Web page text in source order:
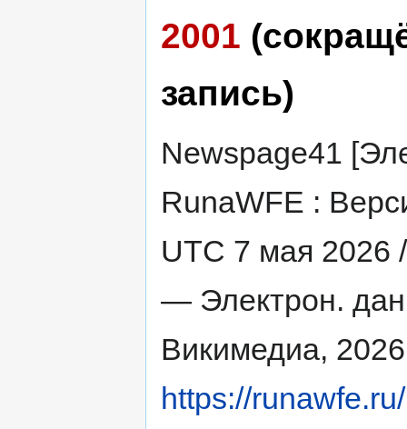
2001
запись)
Newspage41
RunaWFE :
UTC 7 мая 2026
— Электрон.
Викимедиа,
https://